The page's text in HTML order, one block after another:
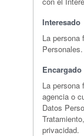
Interesado
La persona
Personales.
La
agencia o
Datos
privacidad.